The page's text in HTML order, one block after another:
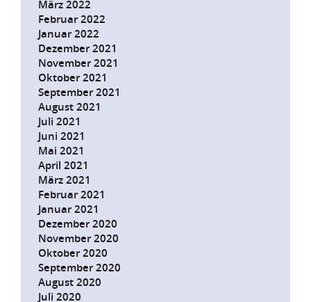
März 2022
Februar 2022
Januar 2022
Dezember 2021
November 2021
Oktober 2021
September 2021
August 2021
Juli 2021
Juni 2021
Mai 2021
April 2021
März 2021
Februar 2021
Januar 2021
Dezember 2020
November 2020
Oktober 2020
September 2020
August 2020
Juli 2020